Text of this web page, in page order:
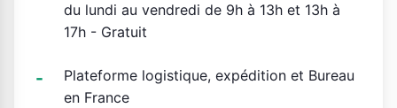
du lundi au vendredi de 9h à 13h et 13h à
17h - Gratuit
Plateforme logistique, expédition et Bureau
en France